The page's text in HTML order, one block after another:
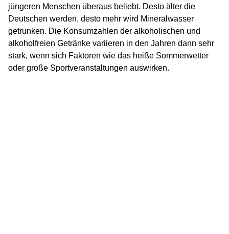
jüngeren Menschen überaus beliebt. Desto älter die
Deutschen werden, desto mehr wird Mineralwasser
getrunken. Die Konsumzahlen der alkoholischen und
alkoholfreien Getränke variieren in den Jahren dann sehr
stark, wenn sich Faktoren wie das heiße Sommerwetter
oder große Sportveranstaltungen auswirken.